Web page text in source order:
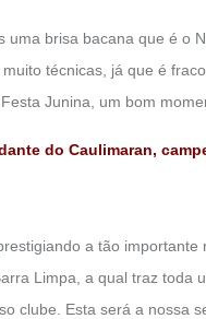
uma brisa bacana que é o
técnicas, já que é
Junina, um bom
do Caulimaran,
a tão
Limpa, a qual traz toda
clube. Esta será a nossa